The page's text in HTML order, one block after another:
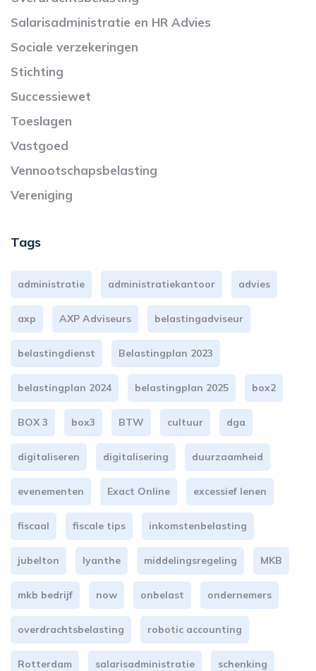
Salarisadministratie en HR Advies
Sociale verzekeringen
Stichting
Successiewet
Toeslagen
Vastgoed
Vennootschapsbelasting
Vereniging
Tags
administratie administratiekantoor advies
axp AXP Adviseurs belastingadviseur
belastingdienst Belastingplan 2023
belastingplan 2024 belastingplan 2025 box2
BOX 3 box3 BTW cultuur dga
digitaliseren digitalisering duurzaamheid
evenementen Exact Online excessief lenen
fiscaal fiscale tips inkomstenbelasting
jubelton lyanthe middelingsregeling MKB
mkb bedrijf now onbelast ondernemers
overdrachtsbelasting robotic accounting
Rotterdam salarisadministratie schenking